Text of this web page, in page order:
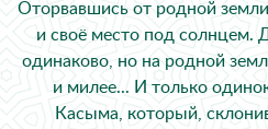
Оторвавшись от родной
и своё место под солнцем.
одинаково, но на родной
и милее... И только
Касыма, который,